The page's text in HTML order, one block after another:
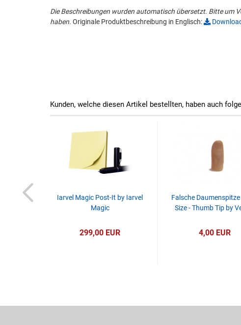
Die Beschreibungen wurden automatisch übersetzt. Bitte um
haben. Originale Produktbeschreibung in Englisch:
Kunden, welche diesen Artikel bestellten, haben auch
- Soft -
Iarvel Magic Post-It by Iarvel
Magic
299,00 EUR
Falsche Daumenspitze
Size - Thumb Tip by
4,00 EUR